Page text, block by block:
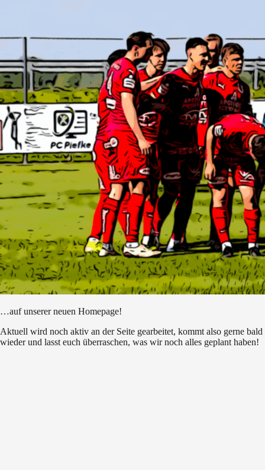
…auf unserer neuen Homepage!
Aktuell wird noch aktiv an der Seite gearbeitet, kommt also gerne bald
wieder und lasst euch überraschen, was wir noch alles geplant haben!